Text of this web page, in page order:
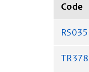
Code
RS035
TR378